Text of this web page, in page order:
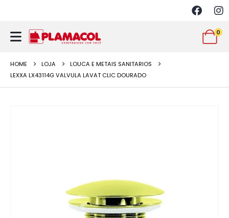
0
HOME LOJA
LOUCA E METAIS SANITARIOS
LEXXA LX43114G VALVULA LAVAT CLIC DOURADO